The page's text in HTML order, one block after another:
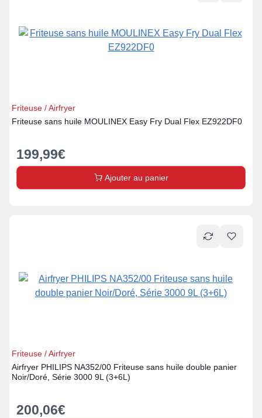
Friteuse / Airfryer
Friteuse sans huile MOULINEX Easy Fry Dual Flex EZ922DF0
199,99€
Ajouter au panier
Friteuse / Airfryer
Airfryer PHILIPS NA352/00 Friteuse sans huile double panier
Noir/Doré, Série 3000 9L (3+6L)
200,06€